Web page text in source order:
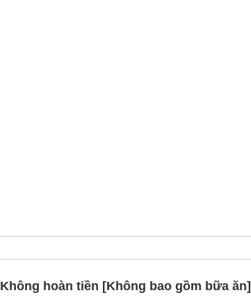
Không hoàn tiền [Không bao gồm bữa ăn]